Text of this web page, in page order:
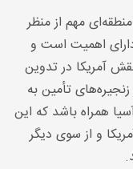
مهم از منظر
دارای اهمیت است و
آمریکا در تدوین
تأمین به
همراه باشد که این
و از سوی دیگر
.